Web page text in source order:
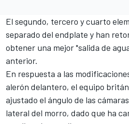
El segundo, tercero y cuarto
separado del endplate y han
obtener una mejor "salida de
anterior.
En respuesta a las
alerón delantero, el equipo
ajustado el ángulo de las
lateral del morro, dado que ha